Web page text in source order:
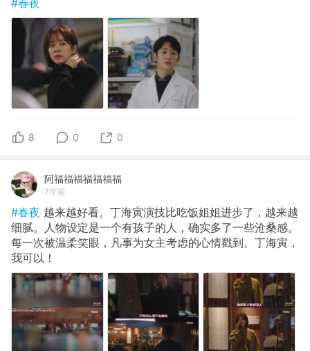
8 0 0
阿福福福福福福福
7年前
#春夜 越来越好看。丁海寅演技比吃饭姐姐进步了，越来越
细腻。人物设定是一个有孩子的人，确实多了一些沧桑感。
每一次被温柔笑眼，凡事为女主考虑的心情戳到。丁海寅，
我可以！